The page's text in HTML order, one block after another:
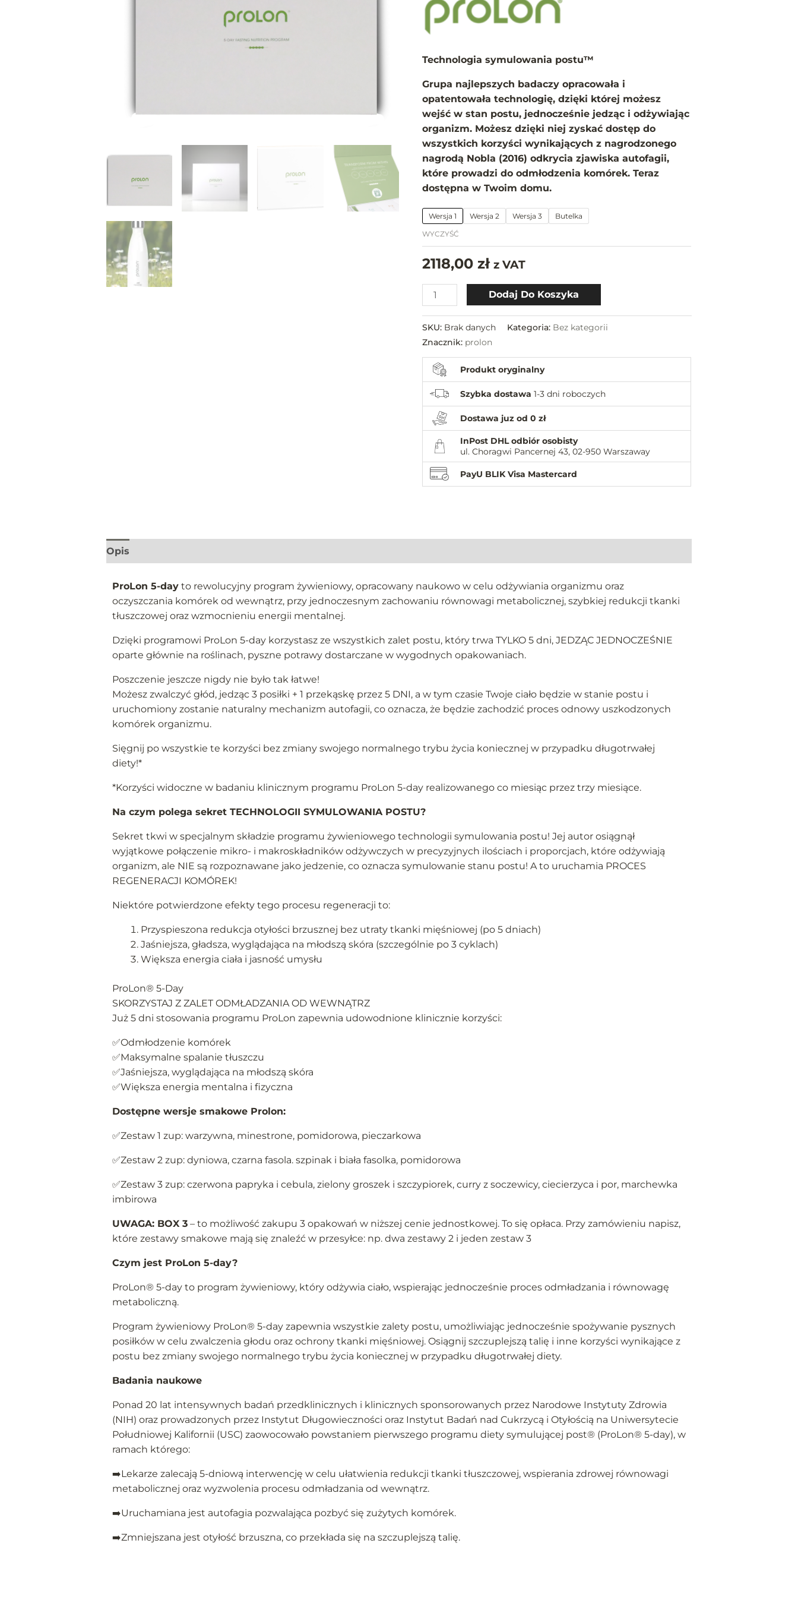
Technologia symulowania postu™
Grupa najlepszych badaczy opracowała i
opatentowała technologię, dzięki której możesz
wejść w stan postu, jednocześnie jedząc i odżywiając
organizm. Możesz dzięki niej zyskać dostęp do
wszystkich korzyści wynikających z nagrodzonego
nagrodą Nobla (2016) odkrycia zjawiska autofagii,
które prowadzi do odmłodzenia komórek. Teraz
dostępna w Twoim domu.
Wersja 1 Wersja 2 Wersja 3
Butelka
WYCZYŚĆ
2118,00zł z VAT
Dodaj Do Koszyka
SKU: Brak danych Kategoria: Bez kategorii
Znacznik: prolon
Produkt oryginalny
Szybka dostawa 1-3 dni roboczych
Dostawa juz od 0 zł
InPost DHL odbiór osobisty
ul. Choragwi Pancernej 43, 02-950 Warszaway
PayU BLIK Visa Mastercard
Opis
ProLon 5-dayto rewolucyjny program żywieniowy, opracowany naukowo w celu odżywiania organizmu oraz
oczyszczania komórek od wewnątrz, przy jednoczesnym zachowaniu równowagi metabolicznej, szybkiej redukcji tkanki
tłuszczowej oraz wzmocnieniu energii mentalnej.
Dzięki programowi ProLon 5-day korzystasz ze wszystkich zalet postu, który trwa TYLKO 5 dni, JEDZĄC JEDNOCZEŚNIE
oparte głównie na roślinach, pyszne potrawy dostarczane w wygodnych opakowaniach.
Poszczenie jeszcze nigdy nie było tak łatwe!
Możesz zwalczyć głód, jedząc 3 posiłki + 1 przekąskę przez 5 DNI, a w tym czasie Twoje ciało będzie w stanie postu i
uruchomiony zostanie naturalny mechanizm autofagii, co oznacza, że będzie zachodzić proces odnowy uszkodzonych
komórek organizmu.
Sięgnij po wszystkie te korzyści bez zmiany swojego normalnego trybu życia koniecznej w przypadku długotrwałej
diety!*
*Korzyści widoczne w badaniu klinicznym programu ProLon 5-day realizowanego co miesiąc przez trzy miesiące.
Na czym polega sekret TECHNOLOGII SYMULOWANIA POSTU?
Sekret tkwi w specjalnym składzie programu żywieniowego technologii symulowania postu! Jej autor osiągnął
wyjątkowe połączenie mikro- i makroskładników odżywczych w precyzyjnych ilościach i proporcjach, które odżywiają
organizm, ale NIE są rozpoznawane jako jedzenie, co oznacza symulowanie stanu postu! A to uruchamia PROCES
REGENERACJI KOMÓREK!
Niektóre potwierdzone efekty tego procesu regeneracji to:
Przyspieszona redukcja otyłości brzusznej bez utraty tkanki mięśniowej (po 5 dniach)
Jaśniejsza, gładsza, wyglądająca na młodszą skóra (szczególnie po 3 cyklach)
Większa energia ciała i jasność umysłu
ProLon® 5-Day
SKORZYSTAJ Z ZALET ODMŁADZANIA OD WEWNĄTRZ
Już 5 dni stosowania programu ProLon zapewnia udowodnione klinicznie korzyści:
✅Odmłodzenie komórek
✅Maksymalne spalanie tłuszczu
✅Jaśniejsza, wyglądająca na młodszą skóra
✅Większa energia mentalna i fizyczna
Dostępne wersje smakowe Prolon:
✅Zestaw 1 zup: warzywna, minestrone, pomidorowa, pieczarkowa
✅Zestaw 2 zup: dyniowa, czarna fasola. szpinak i biała fasolka, pomidorowa
✅Zestaw 3 zup: czerwona papryka i cebula, zielony groszek i szczypiorek, curry z soczewicy, ciecierzyca i por, marchewka
imbirowa
UWAGA: BOX 3– to możliwość zakupu 3 opakowań w niższej cenie jednostkowej. To się opłaca. Przy zamówieniu napisz,
które zestawy smakowe mają się znaleźć w przesyłce: np. dwa zestawy 2 i jeden zestaw 3
Czym jest ProLon 5-day?
ProLon® 5-day to program żywieniowy, który odżywia ciało, wspierając jednocześnie proces odmładzania i równowagę
metaboliczną.
Program żywieniowy ProLon® 5-day zapewnia wszystkie zalety postu, umożliwiając jednocześnie spożywanie pysznych
posiłków w celu zwalczenia głodu oraz ochrony tkanki mięśniowej. Osiągnij szczuplejszą talię i inne korzyści wynikające z
postu bez zmiany swojego normalnego trybu życia koniecznej w przypadku długotrwałej diety.
Badania naukowe
Ponad 20 lat intensywnych badań przedklinicznych i klinicznych sponsorowanych przez Narodowe Instytuty Zdrowia
(NIH) oraz prowadzonych przez Instytut Długowieczności oraz Instytut Badań nad Cukrzycą i Otyłością na Uniwersytecie
Południowej Kalifornii (USC) zaowocowało powstaniem pierwszego programu diety symulującej post® (ProLon® 5-day), w
ramach którego:
➡️Lekarze zalecają 5-dniową interwencję w celu ułatwienia redukcji tkanki tłuszczowej, wspierania zdrowej równowagi
metabolicznej oraz wyzwolenia procesu odmładzania od wewnątrz.
➡️Uruchamiana jest autofagia pozwalająca pozbyć się zużytych komórek.
➡️Zmniejszana jest otyłość brzuszna, co przekłada się na szczuplejszą talię.